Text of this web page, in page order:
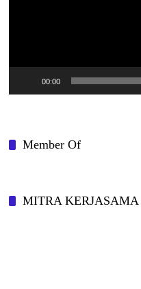
00:00
Member Of
MITRA KERJASAMA